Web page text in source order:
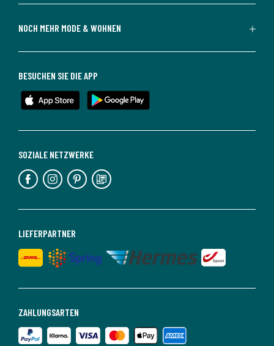
NOCH MEHR MODE & WOHNEN
ZAHLUNGSARTEN
LIEFERPARTNER
SOZIALE NETZWERKE
BESUCHEN SIE DIE APP